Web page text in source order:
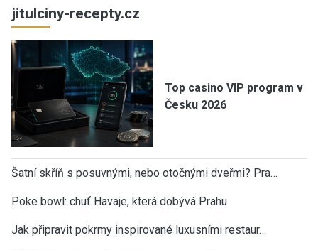
jitulciny-recepty.cz
Top casino VIP program v
Česku 2026
Šatní skříň s posuvnými, nebo otočnými dveřmi? Pra…
Poke bowl: chuť Havaje, která dobývá Prahu
Jak připravit pokrmy inspirované luxusními restaur…